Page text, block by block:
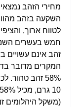
מחירי הזהב
השקעה בזהב
לטווח ארוך,
חמש בעשרים
(משקל היהלומים